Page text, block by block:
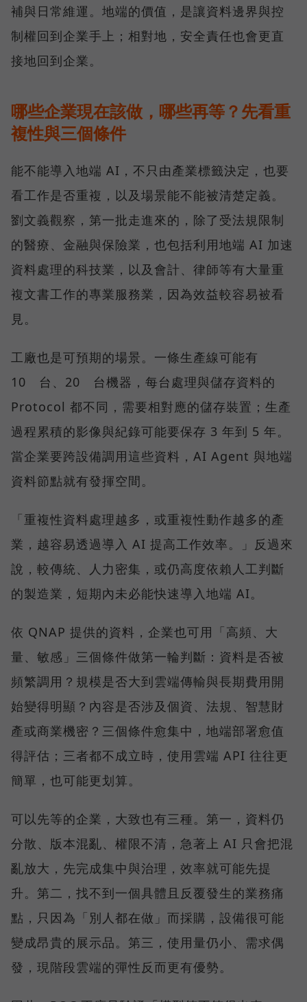
補與日常維運。地端的價值，是讓資料邊界與控
制權回到企業手上；相對地，安全責任也會更直
接地回到企業。
哪些企業現在該做，哪些再等？先看重
複性與三個條件
能不能導入地端 AI，不只由產業標籤決定，也要
看工作是否重複，以及場景能不能被清楚定義。
劉文義觀察，第一批走進來的，除了受法規限制
的醫療、金融與保險業，也包括利用地端 AI 加速
資料處理的科技業，以及會計、律師等有大量重
複文書工作的專業服務業，因為效益較容易被看
見。
工廠也是可預期的場景。一條生產線可能有
10 台、20 台機器，每台處理與儲存資料的
Protocol 都不同，需要相對應的儲存裝置；生產
過程累積的影像與紀錄可能要保存 3 年到 5 年。
當企業要跨設備調用這些資料，AI Agent 與地端
資料節點就有發揮空間。
「重複性資料處理越多，或重複性動作越多的產
業，越容易透過導入 AI 提高工作效率。」反過來
說，較傳統、人力密集，或仍高度依賴人工判斷
的製造業，短期內未必能快速導入地端 AI。
依 QNAP 提供的資料，企業也可用「高頻、大
量、敏感」三個條件做第一輪判斷：資料是否被
頻繁調用？規模是否大到雲端傳輸與長期費用開
始變得明顯？內容是否涉及個資、法規、智慧財
產或商業機密？三個條件愈集中，地端部署愈值
得評估；三者都不成立時，使用雲端 API 往往更
簡單，也可能更划算。
可以先等的企業，大致也有三種。第一，資料仍
分散、版本混亂、權限不清，急著上 AI 只會把混
亂放大，先完成集中與治理，效率就可能先提
升。第二，找不到一個具體且反覆發生的業務痛
點，只因為「別人都在做」而採購，設備很可能
變成昂貴的展示品。第三，使用量仍小、需求偶
發，現階段雲端的彈性反而更有優勢。